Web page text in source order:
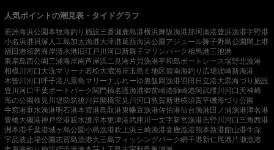
人気ポイントの潮見表・タイドグラフ
若洲海浜公園本牧海釣り施設三番瀬鹿島港横浜舞阪漁港那珂湊港豊浜漁港宇野港
小名浜港 貝塚人工島加太漁港大津港葛西海浜公園 アジュール舞子野島公園 閖上港
福田港須磨海岸清水港 旧江戸川河口 新舞子マリンパーク相馬港三池港
東扇島西公園 三浦海岸南芦屋浜二見港 片貝漁港平和島ボートレース場野北漁港
相模川河口 大洗マリーナ若松大蔵海岸玉島Ｅ地区碧南海釣り広場波崎新漁港
木曽川河口呼子港八景島マリーナふれーゆ裏飯岡漁港羽田 日立港大黒海づり施設
豊川河口千葉ポートパーク 関門橋名護漁港御前崎港師崎港 阿武隈川河口 天神崎
海の公園検見川堤防筑後川昇開橋室見川河口敦賀新港横須賀平磯海づり公園
牛窓港垂水漁港明石港本渡港鳥取港東幡豆漁港佐伯港仙台漁港 田ノ浦漁港津名港
豊橋大磯港神戸空港親水護岸木更津港武庫川一文字新宮漁港吉野川河口 三角西港
洲本港千葉港城ヶ島公園小島漁港吹上浜三崎漁港妻鹿漁港熊本新港館山港牛深
宇品波止場公園志賀島漁港大三島フィッシングパーク網干港新仁尾港 片瀬漁港